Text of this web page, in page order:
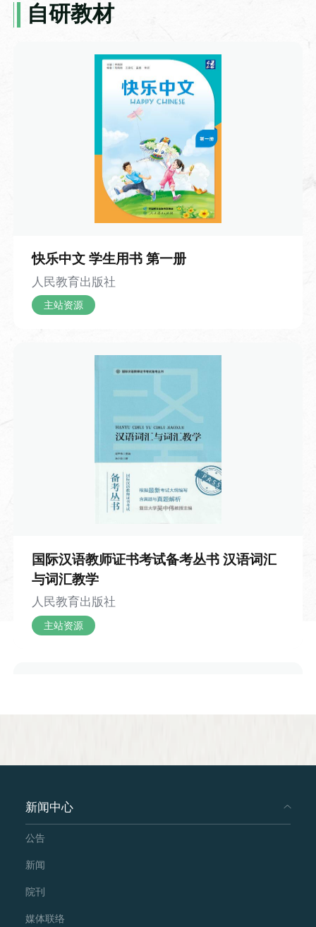
使用教材
讲解中国文学的性质、特点及其发生和发展
的规律，帮助学生科学地分析评价各个历史
时期的重要作家和代表作品。
翻译理论与实践（3）
课时
120 课时
课程将翻译理论、实践、评析与鉴赏有机结
合，使学生掌握常用的翻译技巧和理论，培
养翻译实践能力。
毕业论文指导
课时
60 课时
使用教材
自编教材
自编自选教材
制，彻底打破了手抄书籍效率低下、错漏
频发的局限，让知识传播的速度得到了质
十分明显：每印一种书籍便需雕刻一整套
新版，一旦刻错一字，整块木板便几乎报
废，不仅耗时费料，灵活性也大打折扣。
带着对技术痛点的思考，视频将镜头转向
北宋时期，还原了活字印刷术诞生的趣味
契机。平民工匠毕昇常年从事雕版工作，
一次刻版时不慎刻错一字，耗费多日心血
的版面眼看就要作废，满心无奈之际，他
突然灵光乍现：既然整版雕刻容错率太
排版时按需组合，错字可随时替换，印完
还能拆分重复使用。顺着这个思路，他反
复试验改良，最终用胶泥烧制出单个活
也用充满烟火气的工匠故事让历史变得鲜
活可感。观众既能系统梳理印刷术的发展
时间线，也能从毕昇的发明过程里体会
到，很多改变世界的创造，往往就源于日
常里的一次意外、一份不肯将就的巧思。
商务汉语-9-你的汉语很好
频第九课。本课围绕语言能力交流展开，
以职场人物对话为载体，学习 “你的汉语很
好” 等核心问句，掌握说汉语、写汉字相关
日常表达。课程重点讲解情态动词“能”，以
及“的”、形容词谓语句的含义与用法。课程
搭配大量例句与互动跟读练习，知识点讲
解通俗易懂，练习形式简单实用。
成语-21-抑扬顿挫
本视频为中国成语故事系列的第21个视
开始，逐步延伸到 “抑扬顿挫” 的演说实例
丘吉尔经典演说案例拆解技巧：“扬” 代表
声调抬高，“抑” 代表声调放低，二者互为
相反，一抑一扬形成鲜明对比，能够调动
听众情绪、烘托演讲气势。对话深入探讨
了声调节奏带来的表达感染力，清晰剖析
抑扬顿挫这一语言手法的作用——增强语
场景，说明抑扬顿挫不只用在演讲之中，
在朗诵、歌唱、戏剧表演、乐器演奏、课
堂教学、辩论交流等场景都广泛适用。整
场交流以轻松互动的聊天形式推进，从成
自研教材
快乐中文 学生用书 第一册
人民教育出版社
主站资源
国际汉语教师证书考试备考丛书 汉语词汇
与词汇教学
人民教育出版社
主站资源
与语法教学
人民教育出版社
新闻中心
公告
新闻
院刊
媒体联络